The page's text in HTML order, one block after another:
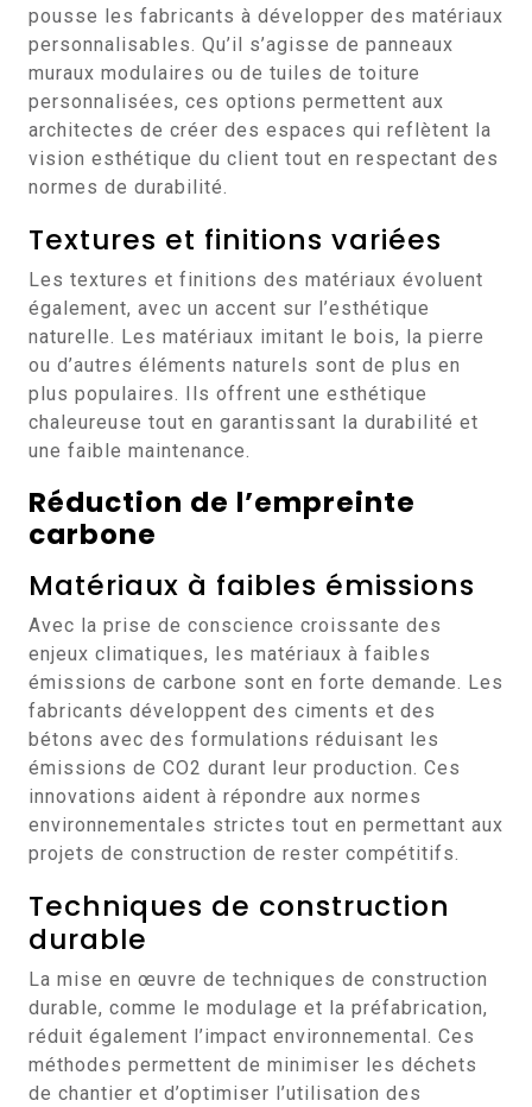
pousse les fabricants à développer des matériaux
personnalisables. Qu’il s’agisse de panneaux
muraux modulaires ou de tuiles de toiture
personnalisées, ces options permettent aux
architectes de créer des espaces qui reflètent la
vision esthétique du client tout en respectant des
normes de durabilité.
Textures et finitions variées
Les textures et finitions des matériaux évoluent
également, avec un accent sur l’esthétique
naturelle. Les matériaux imitant le bois, la pierre
ou d’autres éléments naturels sont de plus en
plus populaires. Ils offrent une esthétique
chaleureuse tout en garantissant la durabilité et
une faible maintenance.
Réduction de l’empreinte
carbone
Matériaux à faibles émissions
Avec la prise de conscience croissante des
enjeux climatiques, les matériaux à faibles
émissions de carbone sont en forte demande. Les
fabricants développent des ciments et des
bétons avec des formulations réduisant les
émissions de CO2 durant leur production. Ces
innovations aident à répondre aux normes
environnementales strictes tout en permettant aux
projets de construction de rester compétitifs.
Techniques de construction
durable
La mise en œuvre de techniques de construction
durable, comme le modulage et la préfabrication,
réduit également l’impact environnemental. Ces
méthodes permettent de minimiser les déchets
de chantier et d’optimiser l’utilisation des